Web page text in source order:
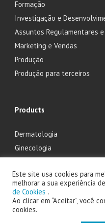
Formação
Investigação e
Assuntos Regulamentares
Marketing e Vendas
Produção
Produção para terceiros
Products
Dermatologia
Ginecologia
Otorrinolaringologia
2025 Laboratório Edol -
Este site usa cookies para
melhorar a sua experiência
de Cookies .
Ao clicar em “Aceitar”, você
cookies.